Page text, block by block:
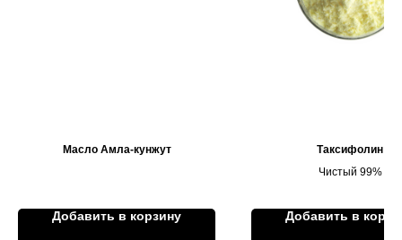
Масло Амла-кунжут
Добавить в корзину
Таксифолин
Чистый 99%
Добавить в